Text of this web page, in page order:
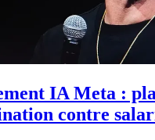
IA Meta :
contre